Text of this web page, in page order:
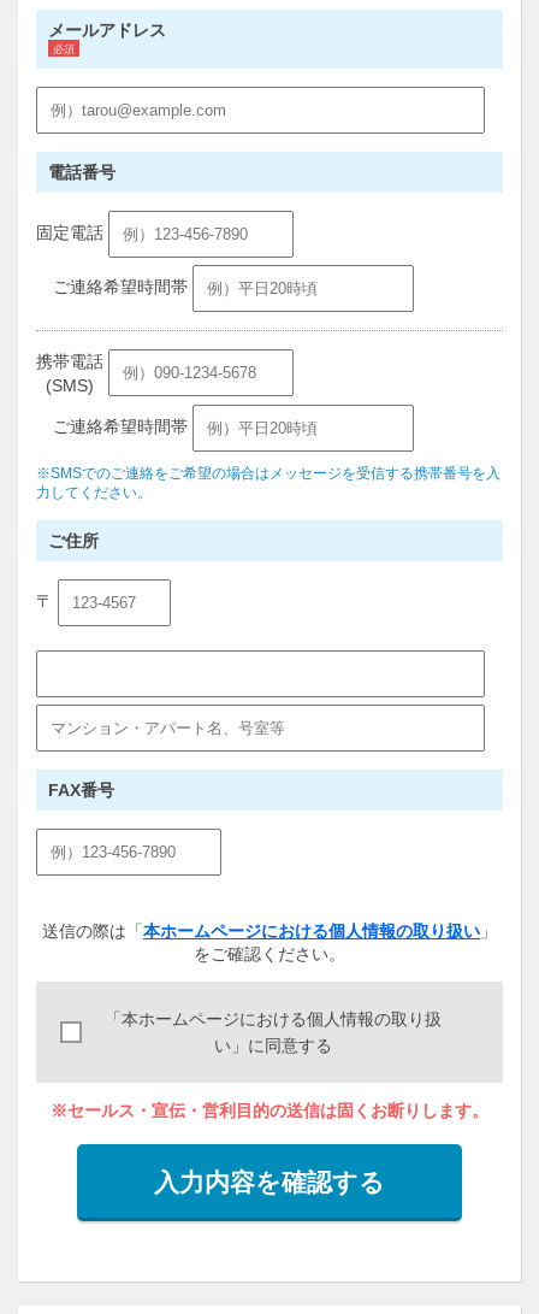
メールアドレス
電話番号
固定電話
ご連絡希望時間帯
携帯電話
(SMS)
ご連絡希望時間帯
※SMSでのご連絡をご希望の場合はメッセージを受信する携帯番号を入
力してください。
ご住所
〒
FAX番号
送信の際は「 本ホームページにおける個人情報の取り扱い 」
をご確認ください。
「本ホームページにおける個人情報の取り扱
い」に同意する
※セールス・宣伝・営利目的の送信は固くお断りします。
入力内容を確認する